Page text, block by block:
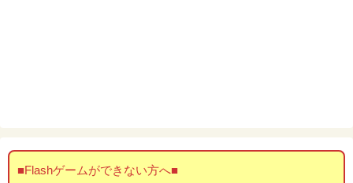
■Flashゲームができない方へ■